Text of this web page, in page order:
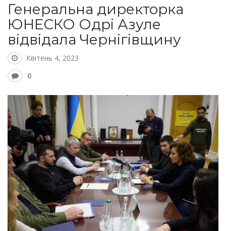
Генеральна директорка
ЮНЕСКО Одрі Азуле
відвідала Чернігівщину
Квітень 4, 2023
0